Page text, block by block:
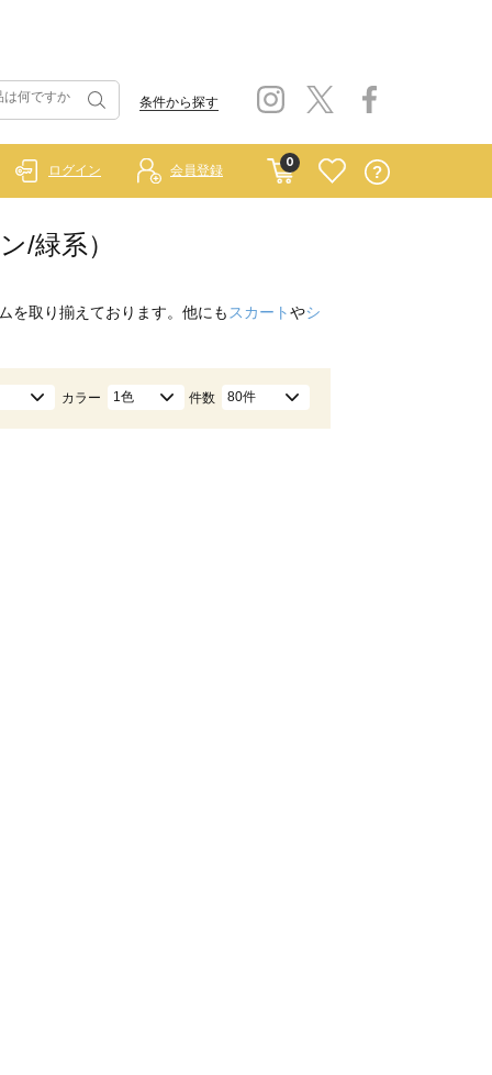
条件から探す
0
ログイン 会員登録
/緑系）
を取り揃えております。他にも スカートやシ
カラー 1色 件数 80件